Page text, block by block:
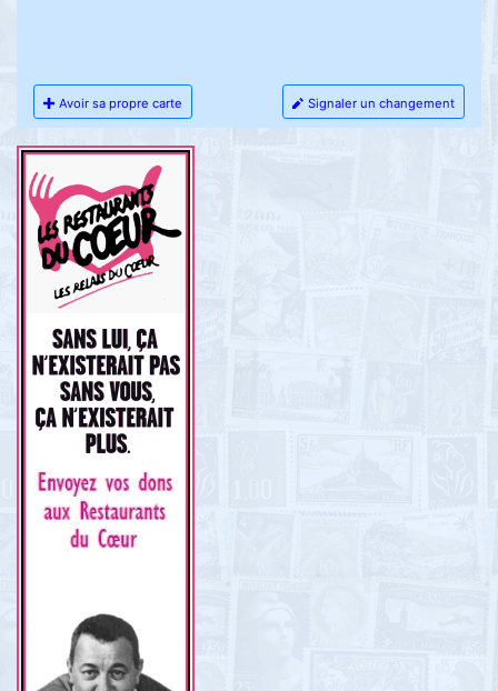
Avoir sa propre carte Signaler un changement